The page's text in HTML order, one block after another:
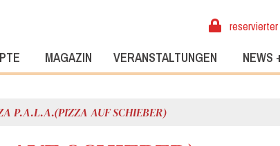
MAGAZIN VERANSTALTUNGEN NEWS
P.A.L.A.(PIZZA AUF SCHIEBER)